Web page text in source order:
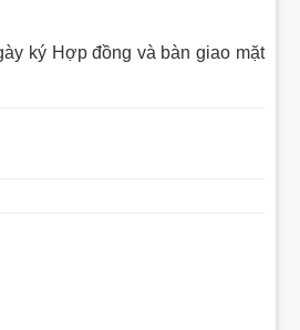
ký Hợp đồng và bàn giao mặt